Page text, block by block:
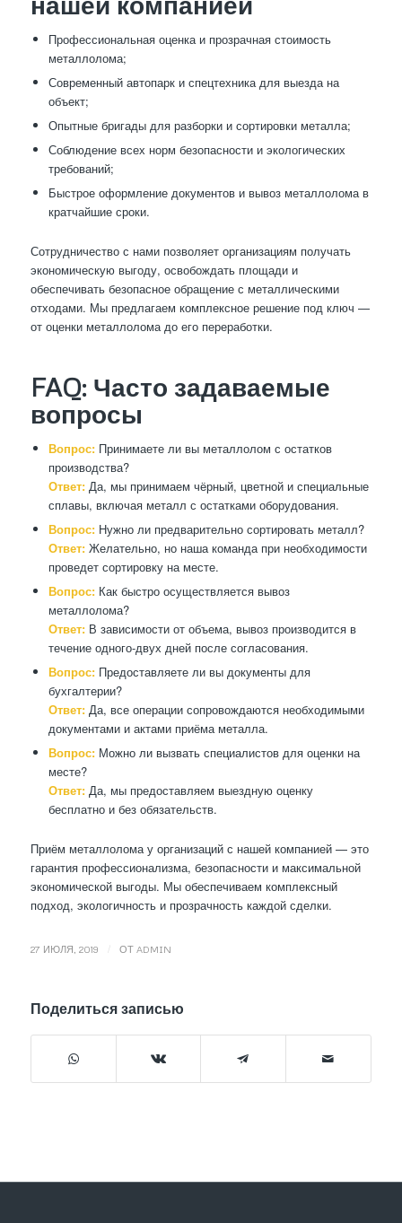
Профессиональная оценка и прозрачная стоимость
металлолома;
Современный автопарк и спецтехника для выезда на
объект;
Опытные бригады для разборки и сортировки металла;
Соблюдение всех норм безопасности и экологических
требований;
Быстрое оформление документов и вывоз металлолома в
кратчайшие сроки.
Сотрудничество с нами позволяет организациям получать
экономическую выгоду, освобождать площади и
обеспечивать безопасное обращение с металлическими
отходами. Мы предлагаем комплексное решение под ключ —
от оценки металлолома до его переработки.
FAQ: Часто задаваемые
вопросы
Вопрос:Принимаете ли вы металлолом с остатков
производства?
Ответ:Да, мы принимаем чёрный, цветной и специальные
сплавы, включая металл с остатками оборудования.
Вопрос:Нужно ли предварительно сортировать металл?
Ответ:Желательно, но наша команда при необходимости
проведет сортировку на месте.
Вопрос:Как быстро осуществляется вывоз
металлолома?
Ответ:В зависимости от объема, вывоз производится в
течение одного-двух дней после согласования.
Вопрос:Предоставляете ли вы документы для
бухгалтерии?
Ответ:Да, все операции сопровождаются необходимыми
документами и актами приёма металла.
Вопрос:Можно ли вызвать специалистов для оценки на
месте?
Ответ:Да, мы предоставляем выездную оценку
бесплатно и без обязательств.
Приём металлолома у организаций с нашей компанией — это
гарантия профессионализма, безопасности и максимальной
экономической выгоды. Мы обеспечиваем комплексный
подход, экологичность и прозрачность каждой сделки.
27 ИЮЛЯ, 2019 ОТ ADMIN
Поделиться записью